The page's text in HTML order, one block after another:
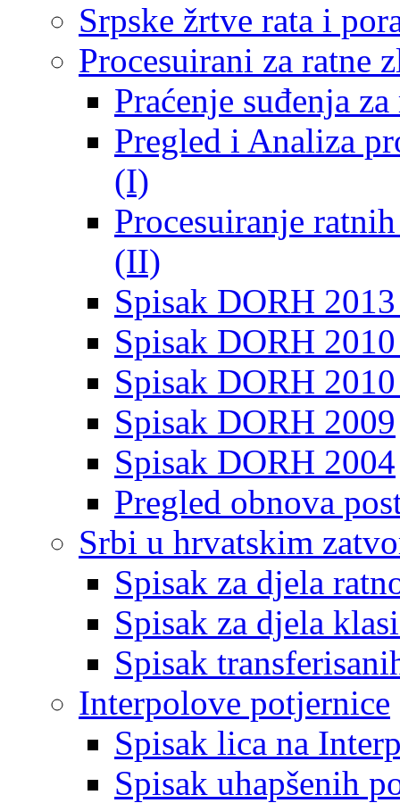
Srpske žrtve rata i
Procesuirani za ratne
Praćenje suđenja
Pregled i Analiza
(I)
Procesuiranje
(II)
Spisak DORH
Spisak DORH
Spisak DORH
Spisak DORH 2009
Spisak DORH 2004
Pregled obnova
Srbi u hrvatskim
Spisak za djela
Spisak za djela
Spisak
Interpolove potjernice
Spisak lica na
Spisak uhapšenih